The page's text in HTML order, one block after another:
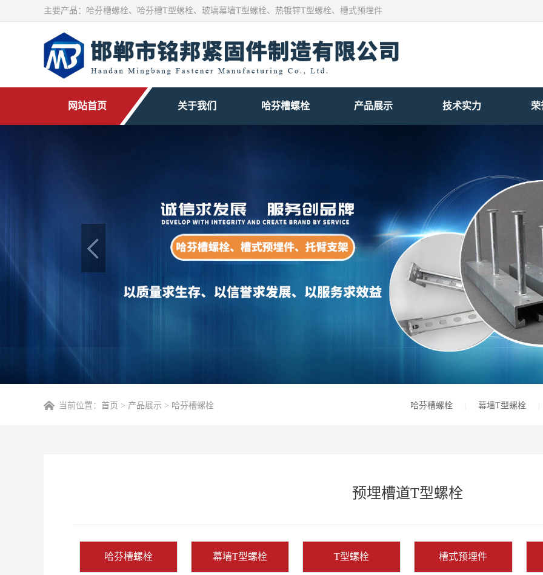
主要产品： 哈芬槽螺栓、 哈芬槽T型螺栓、玻璃幕墙T型螺栓、热镀锌T型螺栓、槽式预埋件
网站首页 关于我们 哈芬槽螺栓 产品展示 技术实力 荣
哈芬槽螺栓 幕墙T型螺栓
当前位置： 首页 > 产品展示 > 哈芬槽螺栓
预埋槽道T型螺栓
哈芬槽螺栓 幕墙T型螺栓 T型螺栓 槽式预埋件